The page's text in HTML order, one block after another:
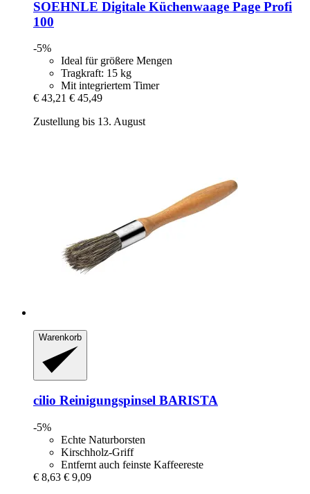
SOEHNLE Digitale Küchenwaage Page Profi
100
-5%
Ideal für größere Mengen
Tragkraft: 15 kg
Mit integriertem Timer
€ 43,21 € 45,49
Zustellung bis 13. August
Warenkorb
cilio Reinigungspinsel BARISTA
-5%
Echte Naturborsten
Kirschholz-Griff
Entfernt auch feinste Kaffeereste
€ 8,63 € 9,09